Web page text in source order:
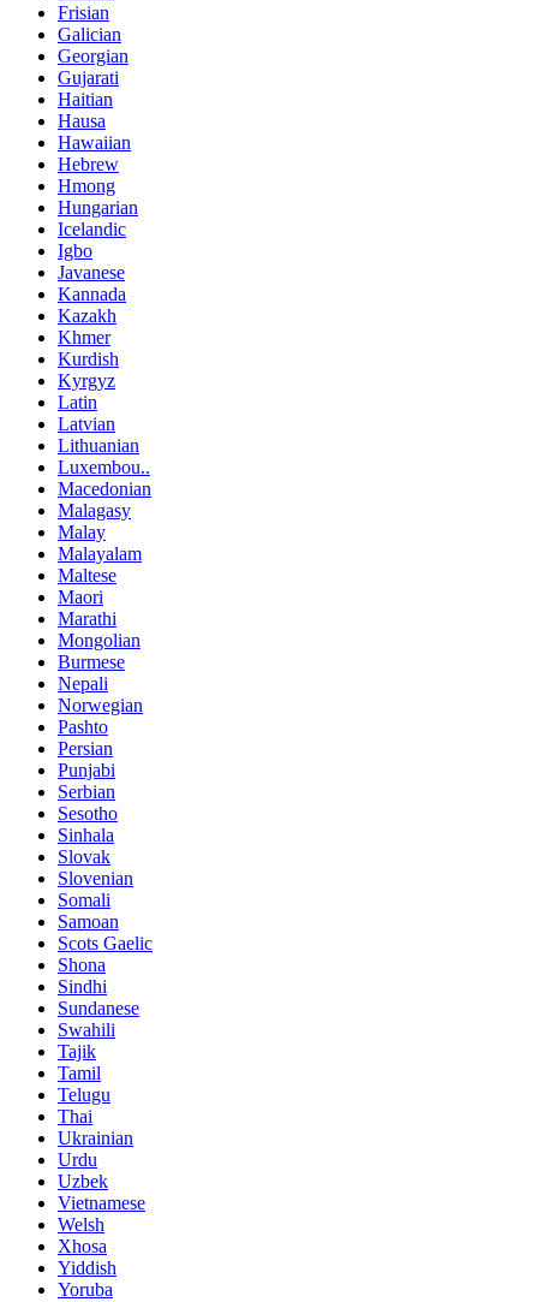
Frisian
Galician
Georgian
Gujarati
Haitian
Hausa
Hawaiian
Hebrew
Hmong
Hungarian
Icelandic
Igbo
Javanese
Kannada
Kazakh
Khmer
Kurdish
Kyrgyz
Latin
Latvian
Lithuanian
Luxembou..
Macedonian
Malagasy
Malay
Malayalam
Maltese
Maori
Marathi
Mongolian
Burmese
Nepali
Norwegian
Pashto
Persian
Punjabi
Serbian
Sesotho
Sinhala
Slovak
Slovenian
Somali
Samoan
Scots Gaelic
Shona
Sindhi
Sundanese
Swahili
Tajik
Tamil
Telugu
Thai
Ukrainian
Urdu
Uzbek
Vietnamese
Welsh
Xhosa
Yiddish
Yoruba